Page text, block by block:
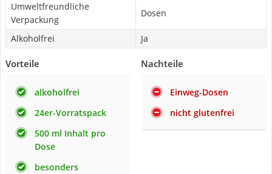
Umweltfreundliche
Verpackung
Dosen
Alkoholfrei Ja
Vorteile
alkoholfrei
24er-Vorratspack
500 ml Inhalt pro
Dose
besonders
Nachteile
Einweg-Dosen
nicht glutenfrei